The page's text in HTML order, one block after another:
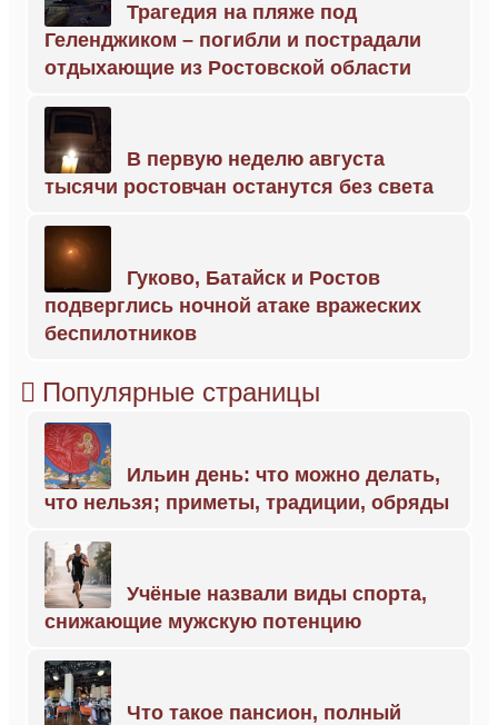
Трагедия на пляже под
Геленджиком – погибли и пострадали
отдыхающие из Ростовской области
В первую неделю августа
тысячи ростовчан останутся без света
Гуково, Батайск и Ростов
подверглись ночной атаке вражеских
беспилотников
Популярные страницы
Ильин день: что можно делать,
что нельзя; приметы, традиции, обряды
Учёные назвали виды спорта,
снижающие мужскую потенцию
Что такое пансион, полный